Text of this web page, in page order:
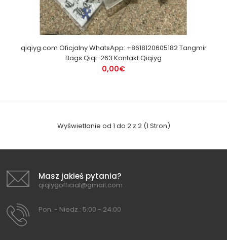
qiqiyg.com Oficjalny WhatsApp: +8618120605182 Tangmir
Bags Qiqi-263 Kontakt Qiqiyg
0,00€
Wyświetlanie od 1 do 2 z 2 (1 Stron)
Masz jakieś pytania?
qiqiygofficial@gmail.com
Pon. - Niedz.: 5:00 - 24:00